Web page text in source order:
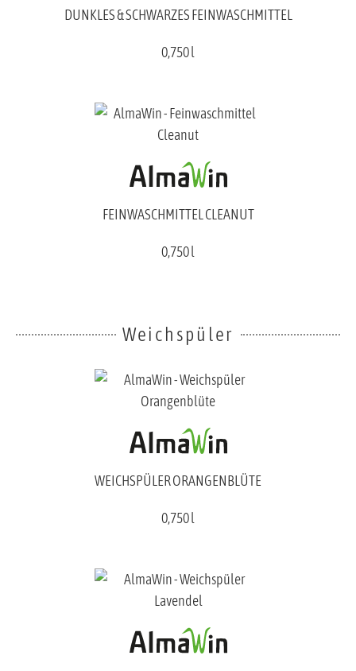
DUNKLES & SCHWARZES FEINWASCHMITTEL
0,750 l
FEINWASCHMITTEL CLEANUT
0,750 l
Weichspüler
WEICHSPÜLER ORANGENBLÜTE
0,750 l